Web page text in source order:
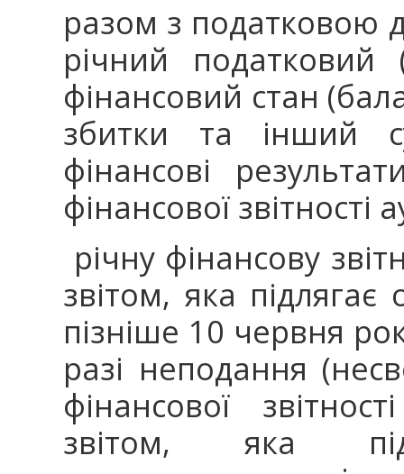
разом з податковою
річний податковий
фінансовий стан
збитки та інший
фінансові
фінансової звітності
річну фінансову
звітом, яка
пізніше 10 червня
разі неподання
фінансової
звітом, яка